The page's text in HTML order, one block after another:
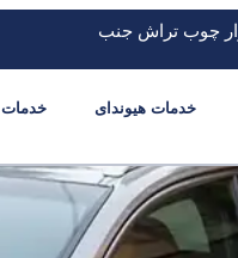
چوب تراش جنب
خدمات هیوندای خدمات